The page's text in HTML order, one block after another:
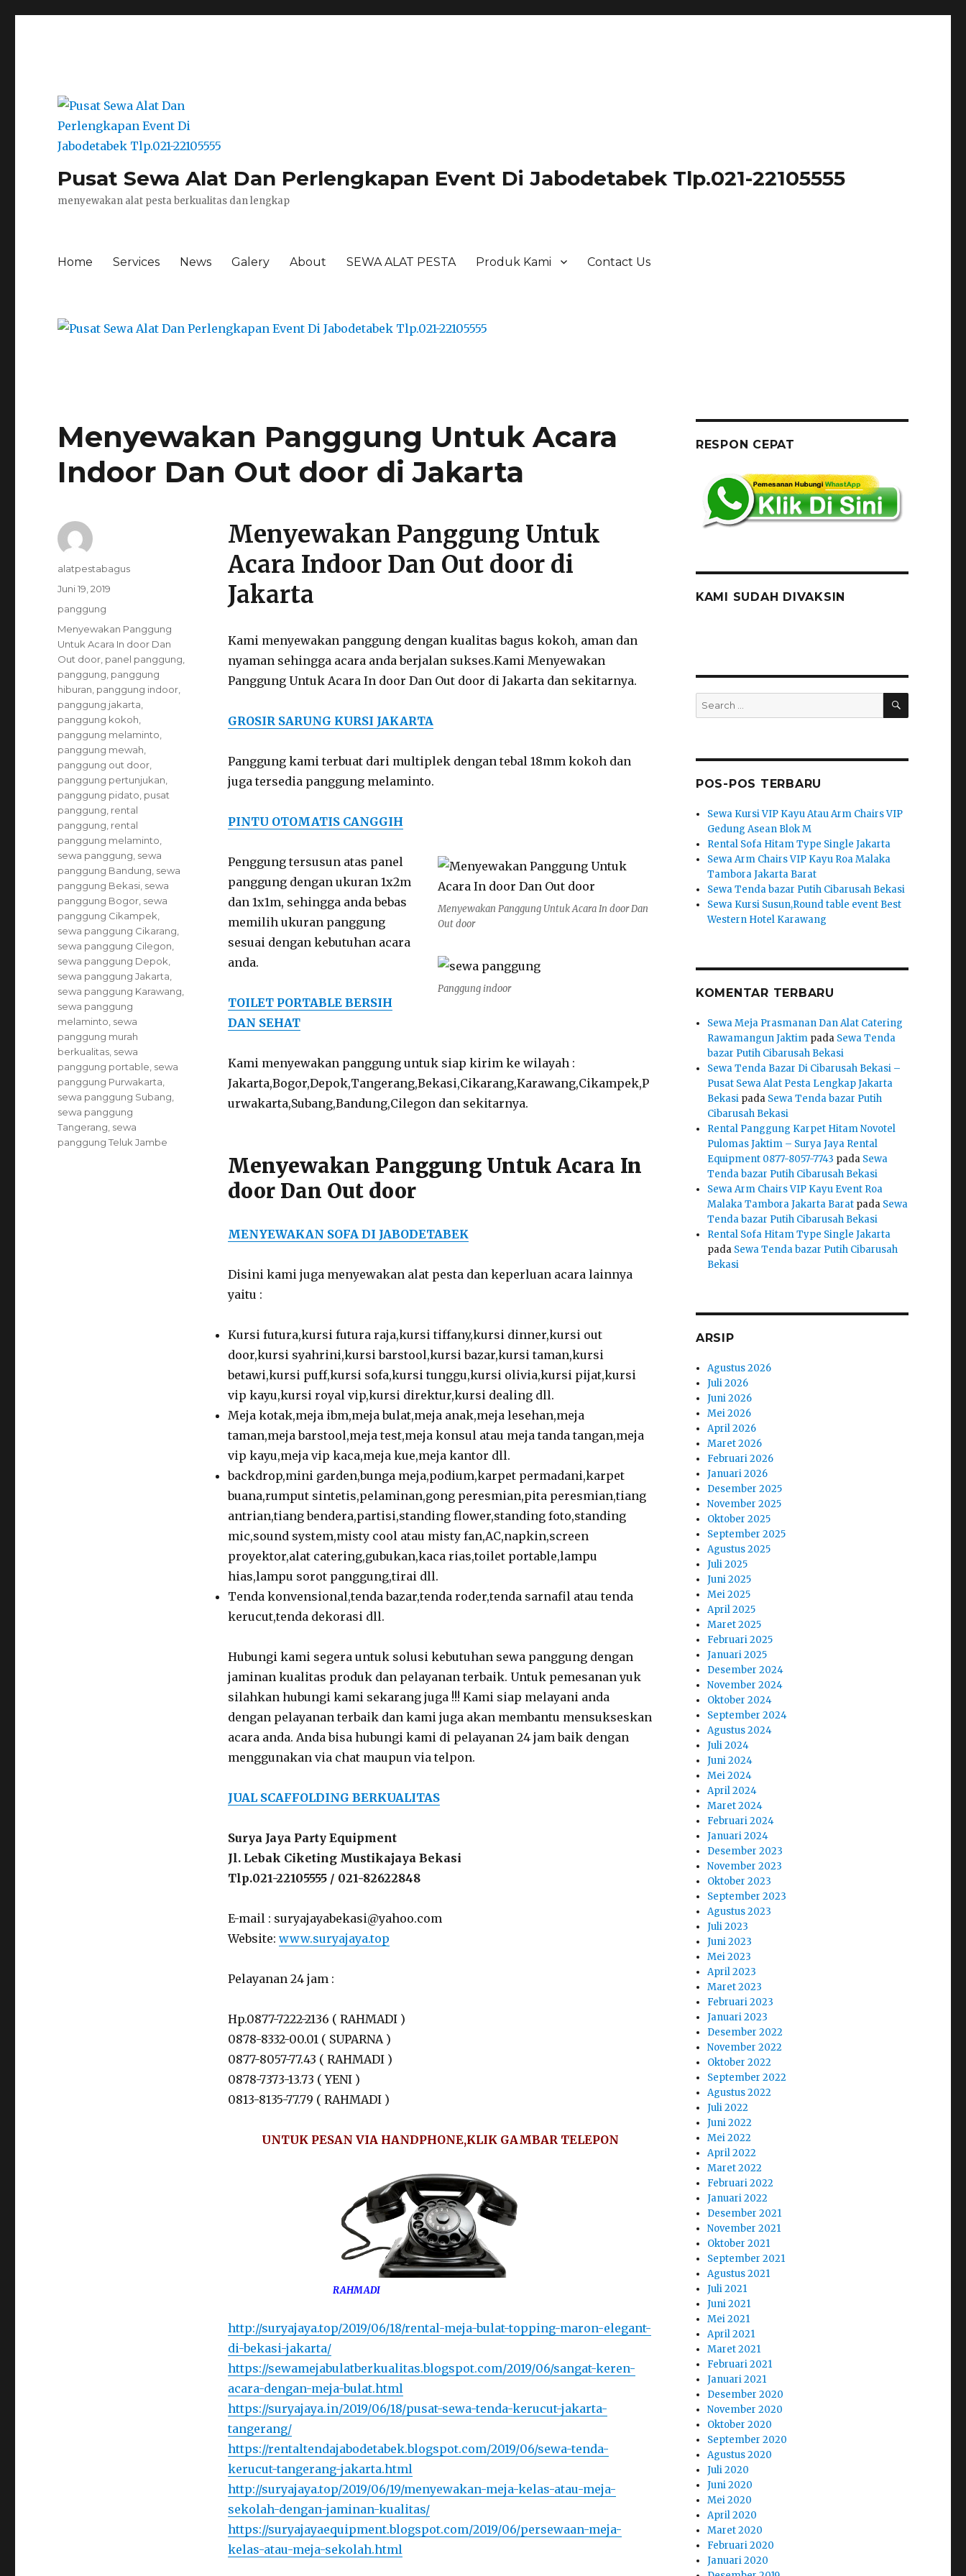
Pusat Sewa Alat Dan Perlengkapan Event Di Jabodetabek Tlp.021-22105555
menyewakan alat pesta berkualitas dan lengkap
Home Services News Galery About SEWA ALAT PESTA Produk Kami Contact Us
Menyewakan Panggung Untuk Acara
Indoor Dan Out door di Jakarta
Menyewakan Panggung Untuk
Acara Indoor Dan Out door di
Jakarta
Kami menyewakan panggung dengan kualitas bagus kokoh, aman dan
nyaman sehingga acara anda berjalan sukses.Kami Menyewakan
Panggung Untuk Acara In door Dan Out door di Jakarta dan sekitarnya.
GROSIR SARUNG KURSI JAKARTA
Panggung kami terbuat dari multiplek dengan tebal 18mm kokoh dan
juga tersedia panggung melaminto.
PINTU OTOMATIS CANGGIH
Menyewakan Panggung Untuk Acara In door Dan
Out door
Panggung indoor
Penggung tersusun atas panel
panggung dengan ukuran 1x2m
dan 1x1m, sehingga anda bebas
memilih ukuran panggung
sesuai dengan kebutuhan acara
anda.
TOILET PORTABLE BERSIH
DAN SEHAT
Kami menyewakan panggung untuk siap kirim ke wilayah :
Jakarta,Bogor,Depok,Tangerang,Bekasi,Cikarang,Karawang,Cikampek,P
urwakarta,Subang,Bandung,Cilegon dan sekitarnya.
Menyewakan Panggung Untuk Acara In
door Dan Out door
MENYEWAKAN SOFA DI JABODETABEK
Disini kami juga menyewakan alat pesta dan keperluan acara lainnya
yaitu :
Kursi futura,kursi futura raja,kursi tiffany,kursi dinner,kursi out
door,kursi syahrini,kursi barstool,kursi bazar,kursi taman,kursi
betawi,kursi puff,kursi sofa,kursi tunggu,kursi olivia,kursi pijat,kursi
vip kayu,kursi royal vip,kursi direktur,kursi dealing dll.
Meja kotak,meja ibm,meja bulat,meja anak,meja lesehan,meja
taman,meja barstool,meja test,meja konsul atau meja tanda tangan,meja
vip kayu,meja vip kaca,meja kue,meja kantor dll.
backdrop,mini garden,bunga meja,podium,karpet permadani,karpet
buana,rumput sintetis,pelaminan,gong peresmian,pita peresmian,tiang
antrian,tiang bendera,partisi,standing flower,standing foto,standing
mic,sound system,misty cool atau misty fan,AC,napkin,screen
proyektor,alat catering,gubukan,kaca rias,toilet portable,lampu
hias,lampu sorot panggung,tirai dll.
Tenda konvensional,tenda bazar,tenda roder,tenda sarnafil atau tenda
kerucut,tenda dekorasi dll.
Hubungi kami segera untuk solusi kebutuhan sewa panggung dengan
jaminan kualitas produk dan pelayanan terbaik. Untuk pemesanan yuk
silahkan hubungi kami sekarang juga !!! Kami siap melayani anda
dengan pelayanan terbaik dan kami juga akan membantu mensukseskan
acara anda. Anda bisa hubungi kami di pelayanan 24 jam baik dengan
menggunakan via chat maupun via telpon.
JUAL SCAFFOLDING BERKUALITAS
Surya Jaya Party Equipment
Jl. Lebak Ciketing Mustikajaya Bekasi
Tlp.021-22105555 / 021-82622848
E-mail : suryajayabekasi@yahoo.com
Website: www.suryajaya.top
Pelayanan 24 jam :
Hp.0877-7222-2136 ( RAHMADI )
0878-8332-00.01 ( SUPARNA )
0877-8057-77.43 ( RAHMADI )
0878-7373-13.73 ( YENI )
0813-8135-77.79 ( RAHMADI )
UNTUK PESAN VIA HANDPHONE,KLIK GAMBAR TELEPON
RAHMADI
http://suryajaya.top/2019/06/18/rental-meja-bulat-topping-maron-elegant-
di-bekasi-jakarta/
https://sewamejabulatberkualitas.blogspot.com/2019/06/sangat-keren-
acara-dengan-meja-bulat.html
https://suryajaya.in/2019/06/18/pusat-sewa-tenda-kerucut-jakarta-
tangerang/
https://rentaltendajabodetabek.blogspot.com/2019/06/sewa-tenda-
kerucut-tangerang-jakarta.html
http://suryajaya.top/2019/06/19/menyewakan-meja-kelas-atau-meja-
sekolah-dengan-jaminan-kualitas/
https://suryajayaequipment.blogspot.com/2019/06/persewaan-meja-
kelas-atau-meja-sekolah.html
Author
alatpestabagus
Posted
Juni 19, 2019
Categories
panggung
Tags
Menyewakan Panggung
Untuk Acara In door Dan
Out door panel panggung
panggung panggung
hiburan panggung indoor
panggung jakarta
panggung kokoh
panggung melaminto
panggung mewah
panggung out door
panggung pertunjukan
panggung pidato pusat
panggung rental
panggung rental
panggung melaminto
sewa panggung sewa
panggung Bandung sewa
panggung Bekasi sewa
panggung Bogor sewa
panggung Cikampek
sewa panggung Cikarang
sewa panggung Cilegon
sewa panggung Depok
sewa panggung Jakarta
sewa panggung Karawang
sewa panggung
melaminto sewa
panggung murah
berkualitas sewa
panggung portable sewa
panggung Purwakarta
sewa panggung Subang
sewa panggung
Tangerang sewa
panggung Teluk Jambe
RESPON CEPAT
KAMI SUDAH DIVAKSIN
Search
for:
SEARCH
POS-POS TERBARU
Sewa Kursi VIP Kayu Atau Arm Chairs VIP
Gedung Asean Blok M
Rental Sofa Hitam Type Single Jakarta
Sewa Arm Chairs VIP Kayu Roa Malaka
Tambora Jakarta Barat
Sewa Tenda bazar Putih Cibarusah Bekasi
Sewa Kursi Susun,Round table event Best
Western Hotel Karawang
KOMENTAR TERBARU
Sewa Meja Prasmanan Dan Alat Catering
Rawamangun Jaktim pada Sewa Tenda
bazar Putih Cibarusah Bekasi
Sewa Tenda Bazar Di Cibarusah Bekasi –
Pusat Sewa Alat Pesta Lengkap Jakarta
Bekasi pada Sewa Tenda bazar Putih
Cibarusah Bekasi
Rental Panggung Karpet Hitam Novotel
Pulomas Jaktim – Surya Jaya Rental
Equipment 0877-8057-7743 pada Sewa
Tenda bazar Putih Cibarusah Bekasi
Sewa Arm Chairs VIP Kayu Event Roa
Malaka Tambora Jakarta Barat pada Sewa
Tenda bazar Putih Cibarusah Bekasi
Rental Sofa Hitam Type Single Jakarta
pada Sewa Tenda bazar Putih Cibarusah
Bekasi
ARSIP
Agustus 2026
Juli 2026
Juni 2026
Mei 2026
April 2026
Maret 2026
Februari 2026
Januari 2026
Desember 2025
November 2025
Oktober 2025
September 2025
Agustus 2025
Juli 2025
Juni 2025
Mei 2025
April 2025
Maret 2025
Februari 2025
Januari 2025
Desember 2024
November 2024
Oktober 2024
September 2024
Agustus 2024
Juli 2024
Juni 2024
Mei 2024
April 2024
Maret 2024
Februari 2024
Januari 2024
Desember 2023
November 2023
Oktober 2023
September 2023
Agustus 2023
Juli 2023
Juni 2023
Mei 2023
April 2023
Maret 2023
Februari 2023
Januari 2023
Desember 2022
November 2022
Oktober 2022
September 2022
Agustus 2022
Juli 2022
Juni 2022
Mei 2022
April 2022
Maret 2022
Februari 2022
Januari 2022
Desember 2021
November 2021
Oktober 2021
September 2021
Agustus 2021
Juli 2021
Juni 2021
Mei 2021
April 2021
Maret 2021
Februari 2021
Januari 2021
Desember 2020
November 2020
Oktober 2020
September 2020
Agustus 2020
Juli 2020
Juni 2020
Mei 2020
April 2020
Maret 2020
Februari 2020
Januari 2020